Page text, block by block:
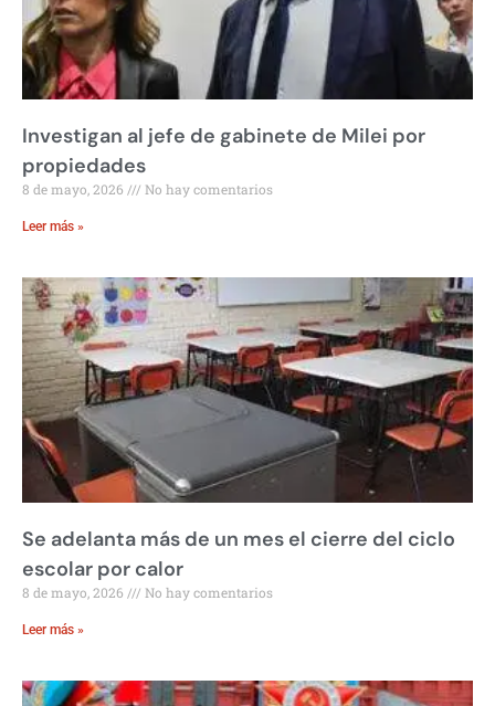
Investigan al jefe de gabinete de Milei por
propiedades
8 de mayo, 2026 No hay comentarios
Leer más »
Se adelanta más de un mes el cierre del ciclo
escolar por calor
8 de mayo, 2026 No hay comentarios
Leer más »